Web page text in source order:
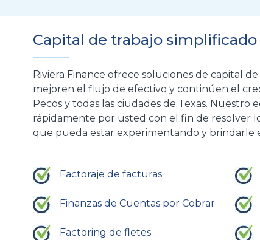
Capital de trabajo simplificado
Riviera Finance ofrece soluciones de capital
mejoren el flujo de efectivo y continúen el
Pecos y todas las ciudades de Texas. Nuestro
rápidamente por usted con el fin de resolver
que pueda estar experimentando y brindarle
Factoraje de facturas
Finanzas de Cuentas por Cobrar
Factoring de fletes